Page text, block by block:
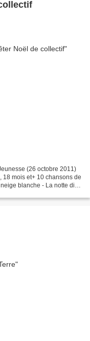
(26 octobre 2011)
mois et+ 10 chansons de
blanche - La notte di